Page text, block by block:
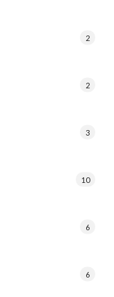
2
2
3
10
6
6